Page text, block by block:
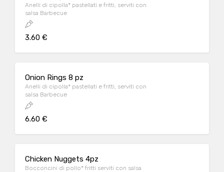
Anelli di cipolla* pastellati e fritti, serviti con
salsa Barbecue
3.60 €
Onion Rings 8 pz
Anelli di cipolla* pastellati e fritti, serviti con
salsa Barbecue
6.60 €
Chicken Nuggets 4pz
Bocconcini di pollo* fritti serviti con salsa